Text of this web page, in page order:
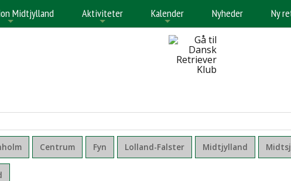
Midtjylland Aktiviteter
+
Kalender Nyheder Ny
Centrum Fyn Lolland-Falster Midtjylland